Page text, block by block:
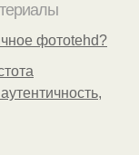
фотоtehd?